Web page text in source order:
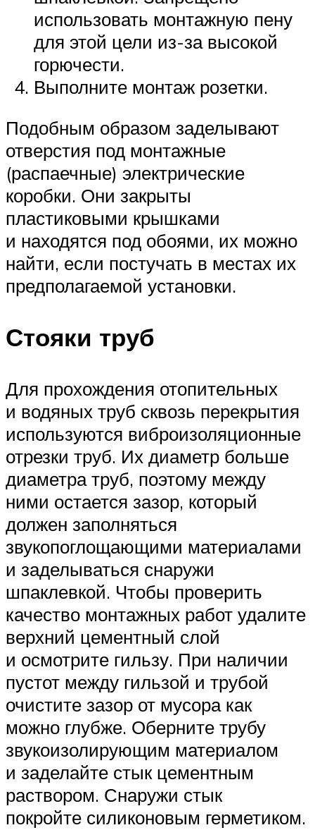
использовать монтажную пену
для этой цели из-за высокой
горючести.
Выполните монтаж розетки.
Подобным образом заделывают
отверстия под монтажные
(распаечные) электрические
коробки. Они закрыты
пластиковыми крышками
и находятся под обоями, их можно
найти, если постучать в местах их
предполагаемой установки.
Стояки труб
Для прохождения отопительных
и водяных труб сквозь перекрытия
используются виброизоляционные
отрезки труб. Их диаметр больше
диаметра труб, поэтому между
ними остается зазор, который
должен заполняться
звукопоглощающими материалами
и заделываться снаружи
шпаклевкой. Чтобы проверить
качество монтажных работ удалите
верхний цементный слой
и осмотрите гильзу. При наличии
пустот между гильзой и трубой
очистите зазор от мусора как
можно глубже. Оберните трубу
звукоизолирующим материалом
и заделайте стык цементным
раствором. Снаружи стык
покройте силиконовым герметиком.